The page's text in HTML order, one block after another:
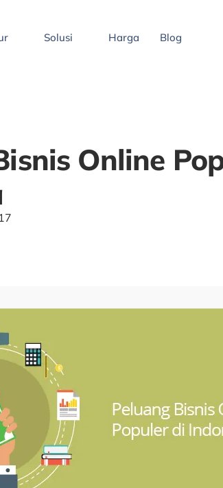
Solusi Harga Blog
Online